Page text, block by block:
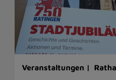
Veranstaltungen |